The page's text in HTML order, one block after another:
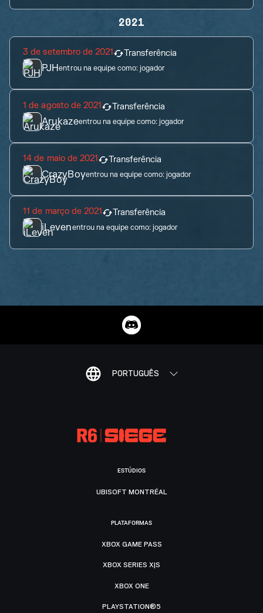
2021
3 de setembro de 2021 Transferência
PJHentrou na equipe como:jogador
1 de agosto de 2021 Transferência
Arukazeentrou na equipe como:jogador
14 de maio de 2021 Transferência
CrazyBoyentrou na equipe como:jogador
11 de março de 2021 Transferência
iLevenentrou na equipe como:jogador
PORTUGUÊS
ESTÚDIOS
UBISOFT MONTRÉAL
PLATAFORMAS
XBOX GAME PASS
XBOX SERIES X|S
XBOX ONE
PLAYSTATION®5